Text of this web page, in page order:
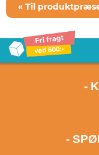
« Til
-
-